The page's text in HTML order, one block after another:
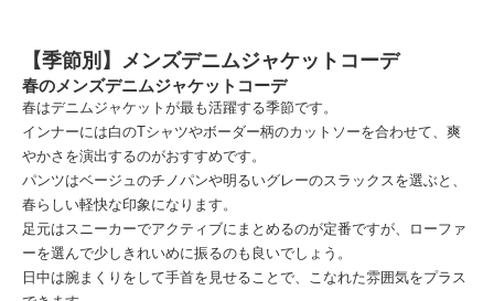
【季節別】メンズデニムジャケットコーデ
春のメンズデニムジャケットコーデ
春はデニムジャケットが最も活躍する季節です。
インナーには白のTシャツやボーダー柄のカットソーを合わせて、爽
やかさを演出するのがおすすめです。
パンツはベージュのチノパンや明るいグレーのスラックスを選ぶと、
春らしい軽快な印象になります。
足元はスニーカーでアクティブにまとめるのが定番ですが、ローファ
ーを選んで少しきれいめに振るのも良いでしょう。
日中は腕まくりをして手首を見せることで、こなれた雰囲気をプラス